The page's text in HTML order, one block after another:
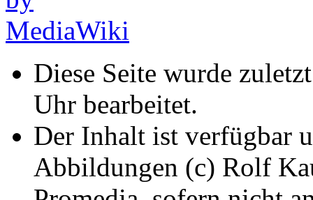
Diese Seite wurde
Uhr bearbeitet.
Der Inhalt ist verfügbar
Abbildungen (c) Rolf